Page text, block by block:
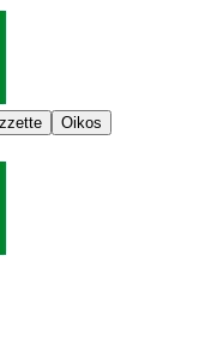
Oikos